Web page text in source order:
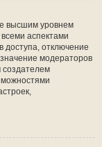
высшим уровнем
аспектами
доступа, отключение
модераторов
создателем